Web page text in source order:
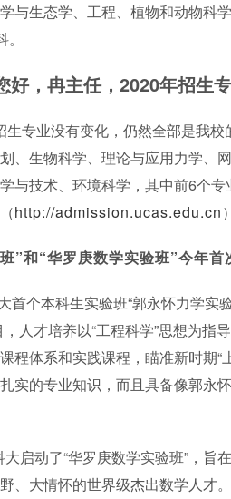
与生态学、工程、植物和动物科
好，冉主任， 2020年招生
生专业没有变化，仍然全部是我
、生物科学、理论与应用力学、
与技术、环境科学，其中前6个
http://admission.ucas.edu.cn
”和“华罗庚数学实验班”今年首
首个本科生实验班“郭永怀力学实
，人才培养以“工程科学”思想为
程体系和实践课程，瞄准新时期
实的专业知识，而且具备像郭永
启动了“华罗庚数学实验班”，
、大情怀的世界级杰出数学人才